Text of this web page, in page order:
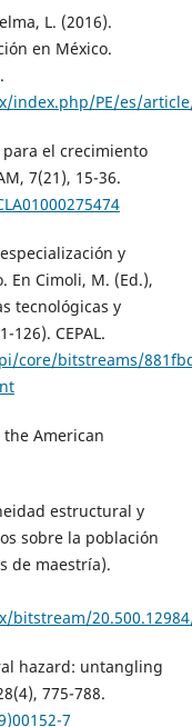
L. (2016).
en México.
index.php/PE/es/
para el crecimiento
7(21), 15-36.
y
En Cimoli, M. (Ed.),
tecnológicas y
CEPAL.
core/bitstreams/
American
estructural y
sobre la población
de maestría).
hazard: untangling
775-788.
7